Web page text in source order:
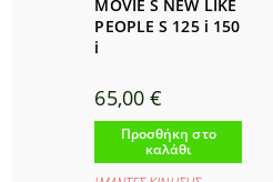
MOVIE S NEW LIKE
PEOPLE S 125 i 150
i
65,00€
Προσθήκη στο
καλάθι